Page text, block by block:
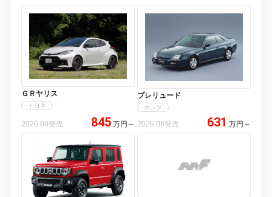
ＧＲヤリス
トヨタ
2026.08発売 845 万円 ～
プレリュード
ホンダ
2026.08発売 631 万円 ～